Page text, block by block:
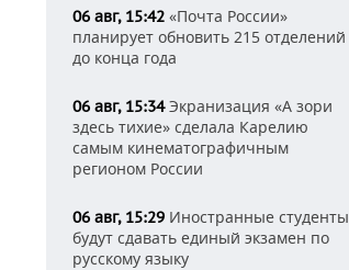
06 авг, 15:42 «Почта России»
планирует обновить 215 отделений
до конца года
06 авг, 15:34Экранизация «А зори
здесь тихие» сделала Карелию
самым кинематографичным
регионом России
06 авг, 15:29 Иностранные студенты
будут сдавать единый экзамен по
русскому языку